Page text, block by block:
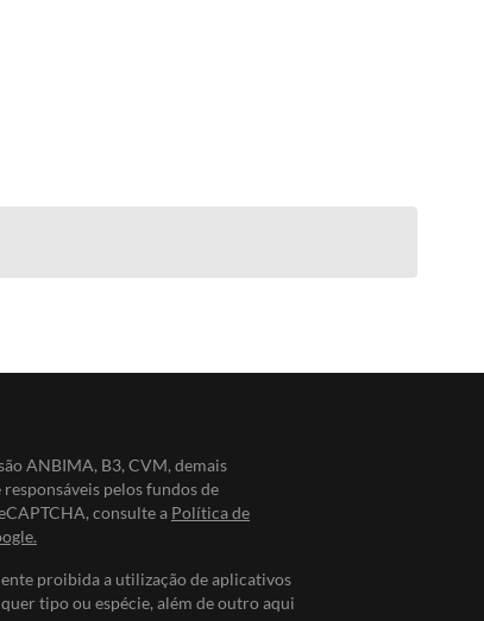
ANBIMA, B3, CVM, demais
pelos fundos de
consulte a Política de
proibida a utilização de aplicativos
tipo ou espécie, além de outro aqui